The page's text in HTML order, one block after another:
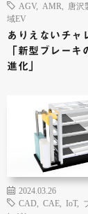
AGV, AMR 唐沢
域EV
ありえないチャ
「新型ブレーキ
進化」
2024.03.26
CAD
CAE IoT,